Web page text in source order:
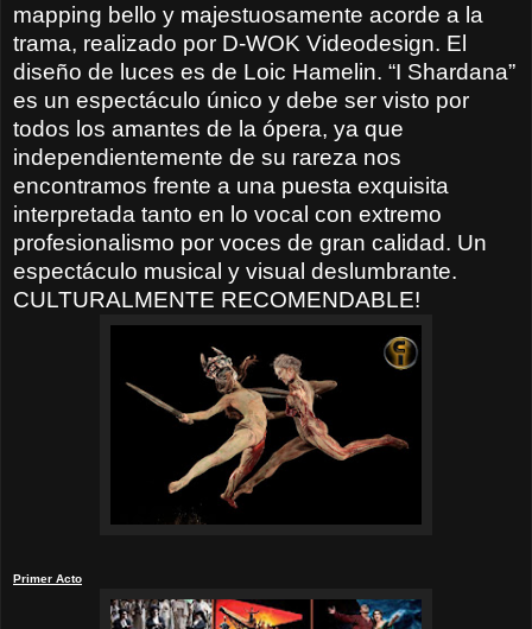
mapping bello y majestuosamente acorde a la
trama, realizado por D-WOK Videodesign. El
diseño de luces es de Loic Hamelin. “I Shardana”
es un espectáculo único y debe ser visto por
todos los amantes de la ópera, ya que
independientemente de su rareza nos
encontramos frente a una puesta exquisita
interpretada tanto en lo vocal con extremo
profesionalismo por voces de gran calidad. Un
espectáculo musical y visual deslumbrante.
CULTURALMENTE RECOMENDABLE!
Primer Acto